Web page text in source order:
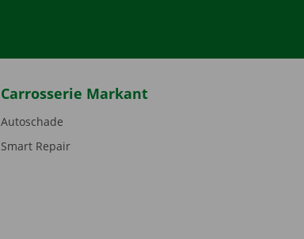
Carrosserie Markant
Autoschade
Smart Repair